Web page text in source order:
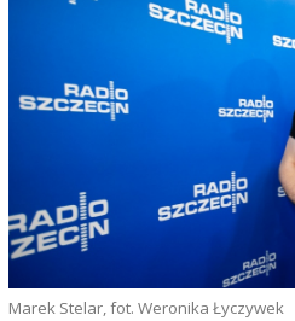
Marek Stelar, fot. Weronika Łyczywek